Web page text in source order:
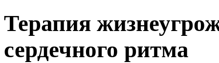
Терапия
сердечного ритма